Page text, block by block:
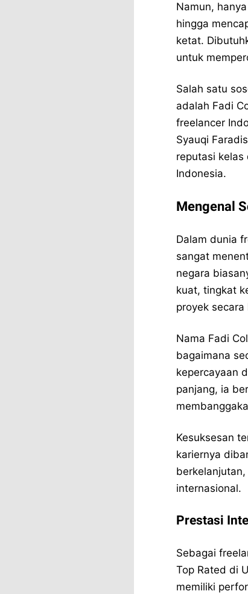
Namun,
hingga
ketat.
untuk
Salah satu
adalah Fadi
freelancer
Syauqi
reputasi kelas
Indonesia.
Mengenal
Dalam dunia
sangat
negara
kuat, tingkat
proyek secara
Nama Fadi
bagaimana
kepercayaan
panjang, ia
Kesuksesan
kariernya
internasional.
Prestasi
Sebagai
Top Rated di
memiliki